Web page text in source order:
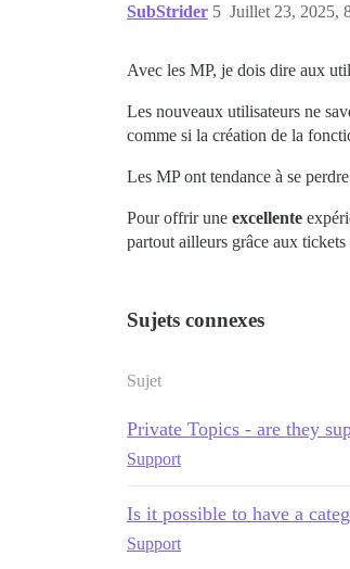
SubStrider Juillet 23, 2025,
5
Avec les MP, je dois dire aux
Les nouveaux utilisateurs ne
comme si la création de la
Les MP ont tendance à se
Pour offrir une excellente
partout ailleurs grâce aux tickets
Sujets connexes
Sujet
Private Topics - are they
Support
Is it possible to have a
Support